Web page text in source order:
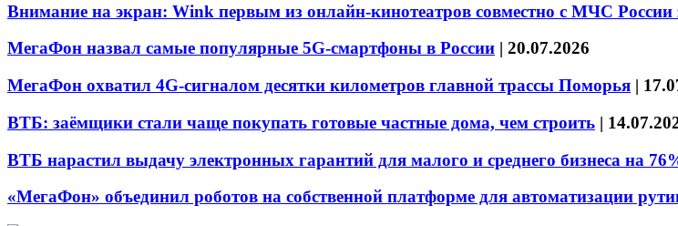
Внимание на экран: Wink первым из онлайн-кинотеатров совместно с МЧС России
МегаФон назвал самые популярные 5G-смартфоны в России | 20.07.2026
МегаФон охватил 4G-сигналом десятки километров главной трассы Поморья |
ВТБ: заёмщики стали чаще покупать готовые частные дома, чем строить |
ВТБ нарастил выдачу электронных гарантий для малого и среднего бизнеса на
«МегаФон» объединил роботов на собственной платформе для автоматизации